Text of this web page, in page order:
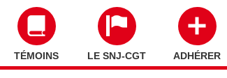
TÉMOINS LE SNJ-CGT ADHÉRER